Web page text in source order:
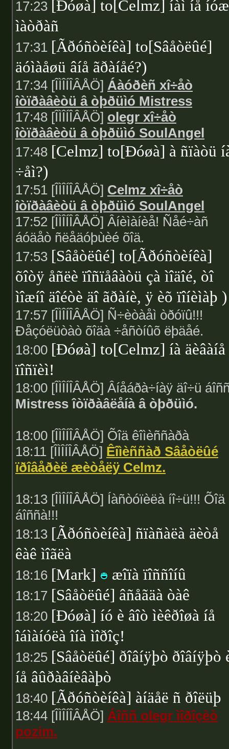
17:23 [Ðóøà] to[Celmz] íàì íå
ìàòðàñ
17:31 [Ãðóñòèíêà] to[Sâåòëûé]
äóìàåøü âíå ãðàíåé?)
17:34 [ÎÌÎÍÎÂÅÖ] Áàóðèñ xî÷åò
îòïðàâèòü â òþðüìó Mistress
17:48 [ÎÌÎÍÎÂÅÖ] olegr xî÷åò
îòïðàâèòü â òþðüìó SoulAngel
17:48 [Celmz] to[Ðóøà] à ñïàòü
÷åì?)
17:51 [ÎÌÎÍÎÂÅÖ] Celmz xî÷åò
îòïðàâèòü â òþðüìó SoulAngel
17:52 [ÎÌÎÍÎÂÅÖ] Âíèìàíèå! Ñåé÷àñ
áóäåò ñëåäóþùèé õîä.
17:53 [Sâåòëûé] to[Ãðóñòèíêà]
õîòÿ åñëè ïîñïåâàòü çà ìîäîé, òî
ìîæíî äîéòè äî ãðàíè, ÿ èõ ïîíèìàþ )
17:57 [ÎÌÎÍÎÂÅÖ] Ñ÷èòàåì òðóïû!!!
Ðåçóëüòàò õîäà ÷åñòíûõ ëþäåé.
18:00 [Ðóøà] to[Celmz] íà äèâàíå
ïîñïèì!
18:00 [ÎÌÎÍÎÂÅÖ] Âíåáðà÷íàÿ äî÷ü
Mistress îòïðàâëåíà â òþðüìó.
18:00 [ÎÌÎÍÎÂÅÖ] Õîä êîìèññàðà
18:11 [ÎÌÎÍÎÂÅÖ] Êîìèññàð Sâåòëûé
ïðîâåðèë æèòåëÿ Celmz.
18:13 [ÎÌÎÍÎÂÅÖ] Íàñòóïèëà íî÷ü!!! Õîä
áîññà!!!
18:13 [Ãðóñòèíêà] ñïàñàëà äèòå
êàê ìîãëà
18:16 [Mark] æîïà ïîññîíû
18:17 [Sâåòëûé] âñåãäà òàê
18:20 [Ðóøà] íó è âîò ìèêðîøà íå
îáìàíóëà îíà ìîðîç!
18:25 [Sâåòëûé] ðîâíÿþò ðîâíÿþò
íå âûðàâíèâàþò
18:40 [Ãðóñòèíêà] àíäåë ñ ðîëüþ
18:44 [ÎÌÎÍÎÂÅÖ] Áîññ olegr ìîðîçèò
pozim.